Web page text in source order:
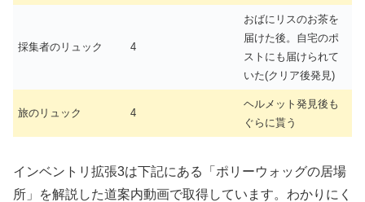
採集者のリュック 4
おばにリスのお茶を
届けた後。自宅のポ
ストにも届けられて
いた(クリア後発見)
旅のリュック 4
ヘルメット発見後も
ぐらに貰う
インベントリ拡張3は下記にある「ポリーウォッグの居場
所」を解説した道案内動画で取得しています。わかりにく